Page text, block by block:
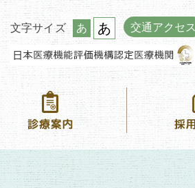
文字サイズ あ あ 交通アクセス